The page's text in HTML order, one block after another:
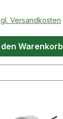
Versandkosten
den Warenkorb